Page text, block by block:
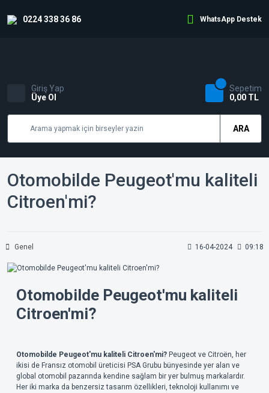
0224 338 36 86 WhatsApp Destek
ARA
Giriş Yap
Üye Ol
Sepetim
0,00 TL
Otomobilde Peugeot'mu kaliteli
Citroen'mi?
Genel 16-04-2024 09:18
Otomobilde Peugeot'mu kaliteli
Citroen'mi?
Otomobilde Peugeot'mu kaliteli Citroen'mi? Peugeot ve Citroën, her
ikisi de Fransız otomobil üreticisi PSA Grubu bünyesinde yer alan ve
global otomobil pazarında kendine sağlam bir yer bulmuş markalardır.
Her iki marka da benzersiz tasarım özellikleri, teknoloji kullanımı ve